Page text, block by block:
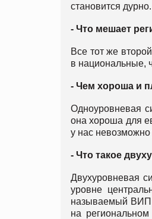
становится
- Что мешает
Все тот же
в национальные,
- Чем хороша и
Одноуровневая
она хороша для
у нас невозможно
- Что такое
Двухуровневая
уровне
называемый ВИП
на